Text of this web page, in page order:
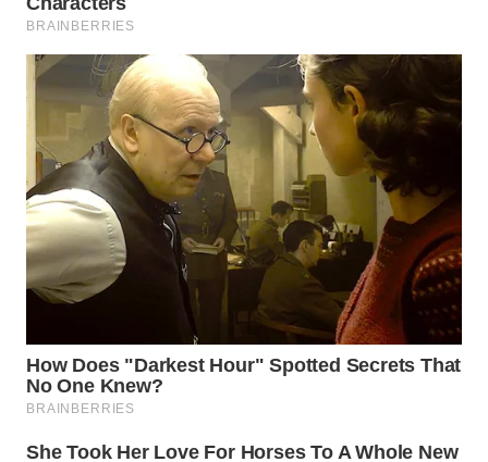
LIKUPANG
LABUANBAJO
WN
BORNEO
Wahana
WAHANA
NEWS
WAHANA